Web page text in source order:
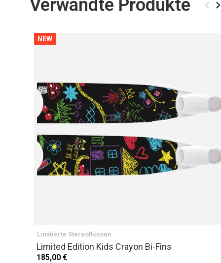
Verwandte Produkte ‹ ›
NEW
Limitierte Stereoflossen
Limited Edition Kids Crayon Bi-Fins
185,00 €